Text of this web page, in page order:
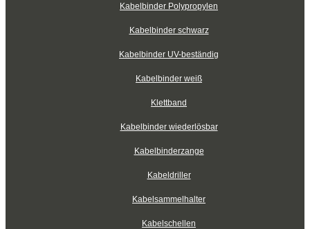
Kabelbinder Polypropylen
Kabelbinder schwarz
Kabelbinder UV-beständig
Kabelbinder weiß
Klettband
Kabelbinder wiederlösbar
Kabelbinderzange
Kabeldriller
Kabelsammelhalter
Kabelschellen